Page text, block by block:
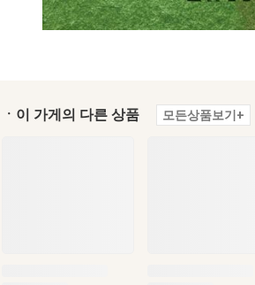
ㆍ이 가게의 다른 상품 모든상품보기+